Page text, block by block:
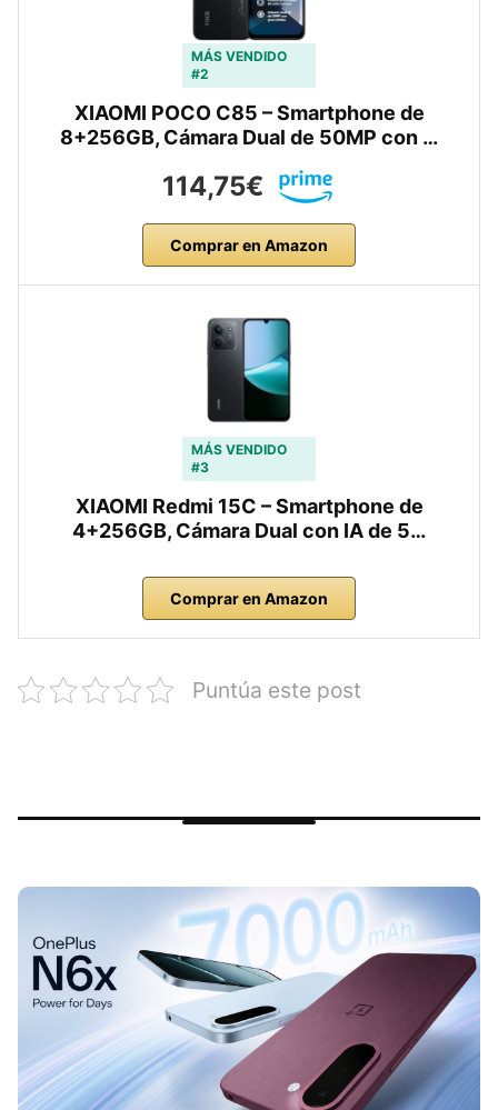
MÁS VENDIDO
#2
XIAOMI POCO C85 – Smartphone de
8+256GB, Cámara Dual de 50MP con …
114,75€
Comprar en Amazon
MÁS VENDIDO
#3
XIAOMI Redmi 15C – Smartphone de
4+256GB, Cámara Dual con IA de 5…
Comprar en Amazon
Puntúa este post